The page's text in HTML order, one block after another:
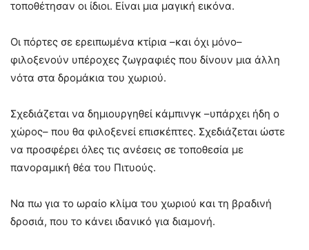
τοποθέτησαν οι ίδιοι. Είναι μια μαγική εικόνα.
Οι πόρτες σε ερειπωμένα κτίρια –και όχι μόνο–
φιλοξενούν υπέροχες ζωγραφιές που δίνουν μια άλλη
νότα στα δρομάκια του χωριού.
Σχεδιάζεται να δημιουργηθεί κάμπινγκ –υπάρχει ήδη ο
χώρος– που θα φιλοξενεί επισκέπτες. Σχεδιάζεται ώστε
να προσφέρει όλες τις ανέσεις σε τοποθεσία με
πανοραμική θέα του Πιτυούς.
Να πω για το ωραίο κλίμα του χωριού και τη βραδινή
δροσιά, που το κάνει ιδανικό για διαμονή.